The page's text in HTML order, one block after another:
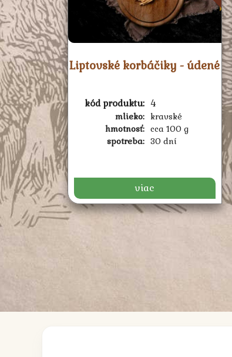
Liptovské korbáčiky - údené
kód produktu: 4
mlieko:
kravské
hmotnosť: cca 100 g
spotreba: 30 dní
viac